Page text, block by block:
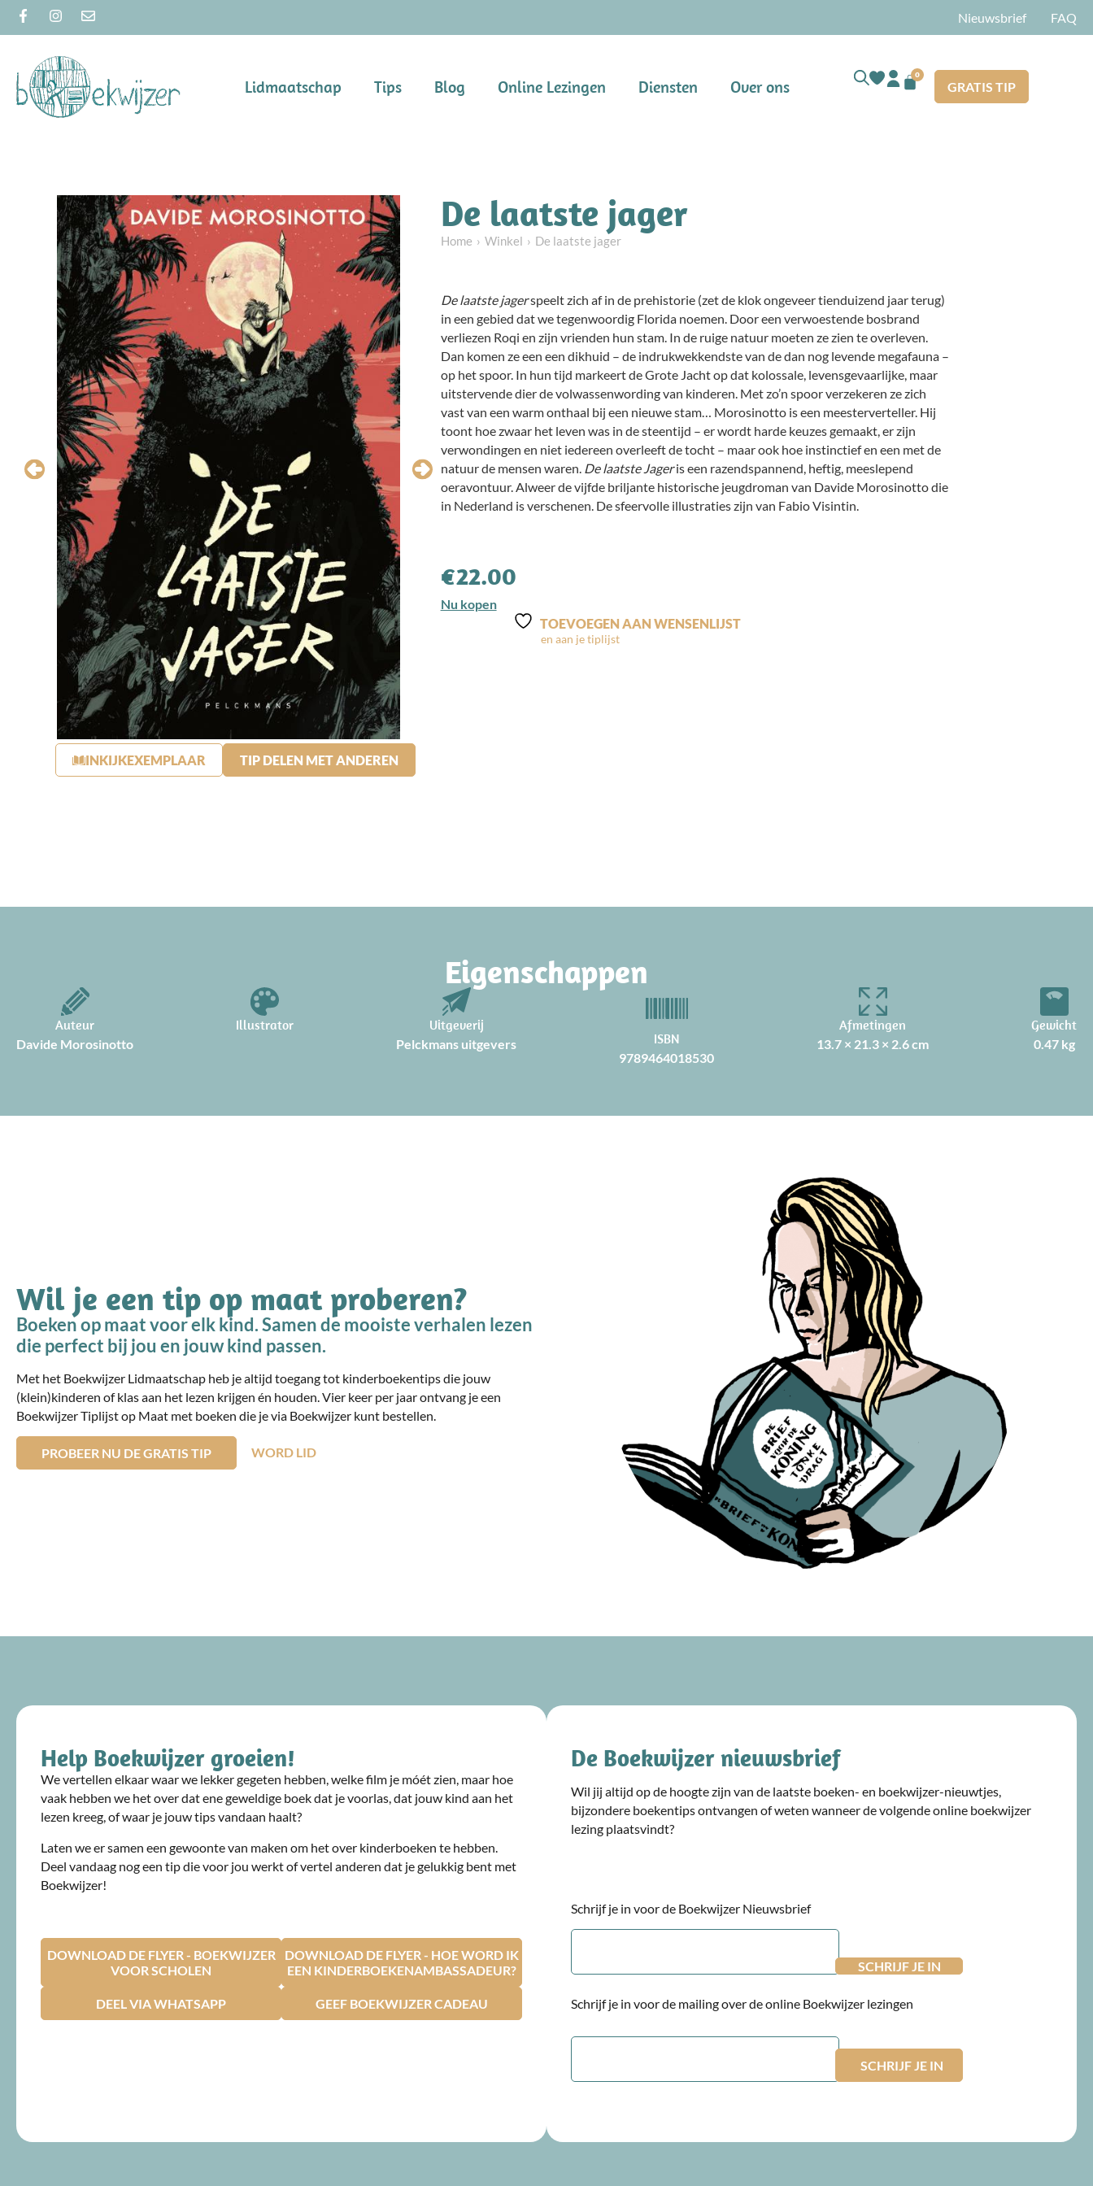
Nieuwsbrief FAQ
Lidmaatschap Tips Blog Online Lezingen Diensten Over ons
0
GRATIS TIP
INKIJKEXEMPLAAR TIP DELEN MET ANDEREN
De laatste jager
Home Winkel De laatste jager
De laatste jagerspeelt zich af in de prehistorie (zet de klok ongeveer tienduizend jaar terug)
in een gebied dat we tegenwoordig Florida noemen. Door een verwoestende bosbrand
verliezen Roqi en zijn vrienden hun stam. In de ruige natuur moeten ze zien te overleven.
Dan komen ze een een dikhuid – de indrukwekkendste van de dan nog levende megafauna –
op het spoor. In hun tijd markeert de Grote Jacht op dat kolossale, levensgevaarlijke, maar
uitstervende dier de volwassenwording van kinderen. Met zo’n spoor verzekeren ze zich
vast van een warm onthaal bij een nieuwe stam… Morosinotto is een meesterverteller. Hij
toont hoe zwaar het leven was in de steentijd – er wordt harde keuzes gemaakt, er zijn
verwondingen en niet iedereen overleeft de tocht – maar ook hoe instinctief en een met de
natuur de mensen waren. De laatste Jageris een razendspannend, heftig, meeslepend
oeravontuur. Alweer de vijfde briljante historische jeugdroman van Davide Morosinotto die
in Nederland is verschenen. De sfeervolle illustraties zijn van Fabio Visintin.
€22.00
Nu kopen
TOEVOEGEN AAN WENSENLIJST
Eigenschappen
Auteur
Davide Morosinotto
Illustrator Uitgeverij
Pelckmans uitgevers ISBN
9789464018530
Afmetingen
13.7 × 21.3 × 2.6 cm
Gewicht
0.47 kg
Wil je een tip op maat proberen?
Boeken op maat voor elk kind. Samen de mooiste verhalen lezen
die perfect bij jou en jouw kind passen.
Met het Boekwijzer Lidmaatschap heb je altijd toegang tot kinderboekentips die jouw
(klein)kinderen of klas aan het lezen krijgen én houden. Vier keer per jaar ontvang je een
Boekwijzer Tiplijst op Maat met boeken die je via Boekwijzer kunt bestellen.
PROBEER NU DE GRATIS TIP WORD LID
Help Boekwijzer groeien!
We vertellen elkaar waar we lekker gegeten hebben, welke film je móét zien, maar hoe
vaak hebben we het over dat ene geweldige boek dat je voorlas, dat jouw kind aan het
lezen kreeg, of waar je jouw tips vandaan haalt?
Laten we er samen een gewoonte van maken om het over kinderboeken te hebben.
Deel vandaag nog een tip die voor jou werkt of vertel anderen dat je gelukkig bent met
Boekwijzer!
DOWNLOAD DE FLYER - BOEKWIJZER
VOOR SCHOLEN
DOWNLOAD DE FLYER - HOE WORD IK
EEN KINDERBOEKENAMBASSADEUR?
DEEL VIA WHATSAPP GEEF BOEKWIJZER CADEAU
De Boekwijzer nieuwsbrief
Wil jij altijd op de hoogte zijn van de laatste boeken- en boekwijzer-nieuwtjes,
bijzondere boekentips ontvangen of weten wanneer de volgende online boekwijzer
lezing plaatsvindt?
Schrijf je in voor de Boekwijzer Nieuwsbrief
E-
Schrijf je in voor de mailing over de online Boekwijzer lezingen
E-